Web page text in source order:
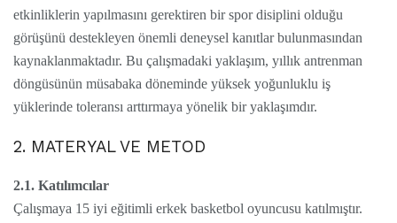
etkinliklerin yapılmasını gerektiren bir spor disiplini olduğu
görüşünü destekleyen önemli deneysel kanıtlar bulunmasından
kaynaklanmaktadır. Bu çalışmadaki yaklaşım, yıllık antrenman
döngüsünün müsabaka döneminde yüksek yoğunluklu iş
yüklerinde toleransı arttırmaya yönelik bir yaklaşımdır.
2. MATERYAL VE METOD
2.1. Katılımcılar
Çalışmaya 15 iyi eğitimli erkek basketbol oyuncusu katılmıştır.